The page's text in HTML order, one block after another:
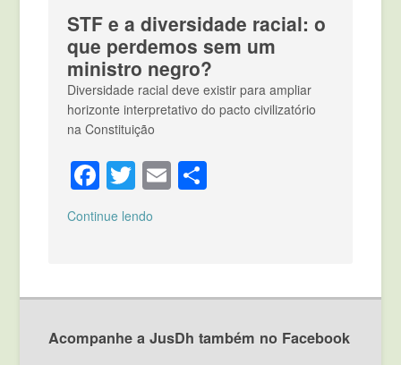
STF e a diversidade racial: o
que perdemos sem um
ministro negro?
Diversidade racial deve existir para ampliar
horizonte interpretativo do pacto civilizatório
na Constituição
Facebook
Twitter
Email
Continue lendo
Acompanhe a JusDh também no Facebook